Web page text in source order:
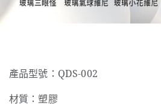
產品型號：QDS-002
材質：塑膠